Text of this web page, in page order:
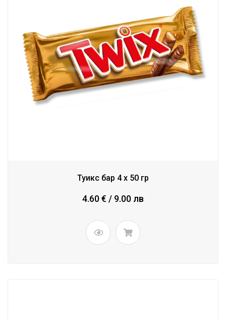
Туикс бар 4 x 50 гр
4.60 € / 9.00 лв